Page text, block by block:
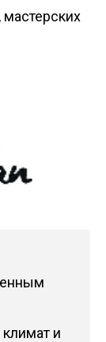
мастерских
и